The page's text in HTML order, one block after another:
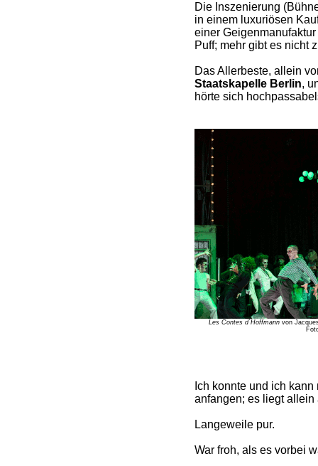
Die Inszenierung
in einem luxuriösen
einer
Puff; mehr gibt es nicht
Das Allerbeste, allein
Staatskapelle Berlin,
hörte sich
Les Contes d´Hoffmann von
Ich konnte und ich
anfangen; es liegt allein
Langeweile pur.
War froh, als es vorbei